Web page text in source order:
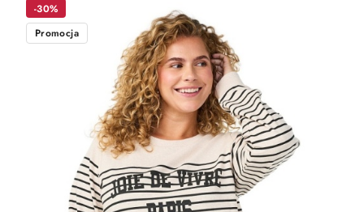
-30%
Promocja